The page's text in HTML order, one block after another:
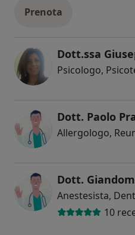
Prenota
Dott.ssa
Psicologo,
Dott. Paolo
Allergologo,
Dott.
Anestesista,
10